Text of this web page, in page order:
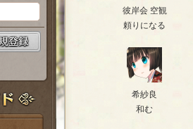
彼岸会 空観
頼りになる
希紗良
和む